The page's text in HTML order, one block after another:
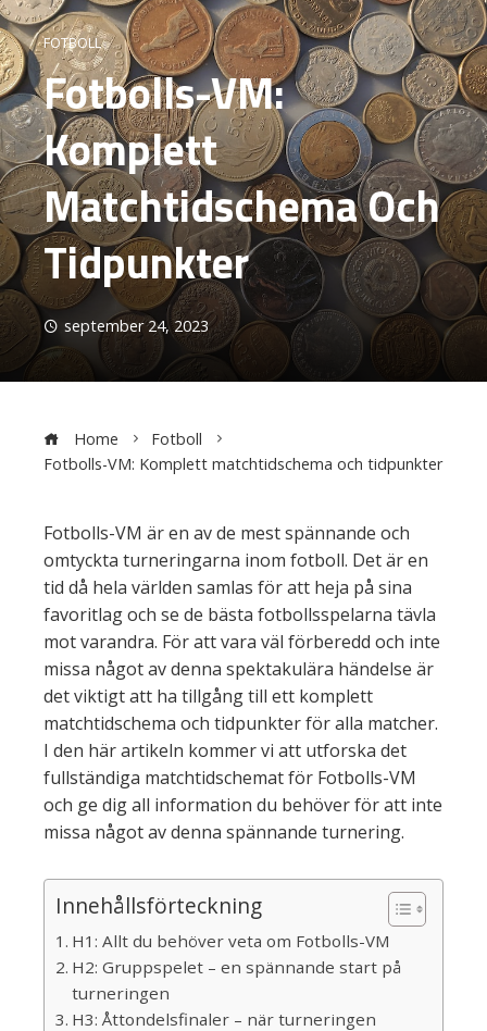
FOTBOLL
Fotbolls-VM:
Komplett
Matchtidschema Och
Tidpunkter
september 24, 2023
Home
Fotboll
Fotbolls-VM: Komplett matchtidschema och tidpunkter
Fotbolls-VM är en av de mest spännande och
omtyckta turneringarna inom fotboll. Det är en
tid då hela världen samlas för att heja på sina
favoritlag och se de bästa fotbollsspelarna tävla
mot varandra. För att vara väl förberedd och inte
missa något av denna spektakulära händelse är
det viktigt att ha tillgång till ett komplett
matchtidschema och tidpunkter för alla matcher.
I den här artikeln kommer vi att utforska det
fullständiga matchtidschemat för Fotbolls-VM
och ge dig all information du behöver för att inte
missa något av denna spännande turnering.
Innehållsförteckning
H1: Allt du behöver veta om Fotbolls-VM
H2: Gruppspelet – en spännande start på
turneringen
H3: Åttondelsfinaler – när turneringen